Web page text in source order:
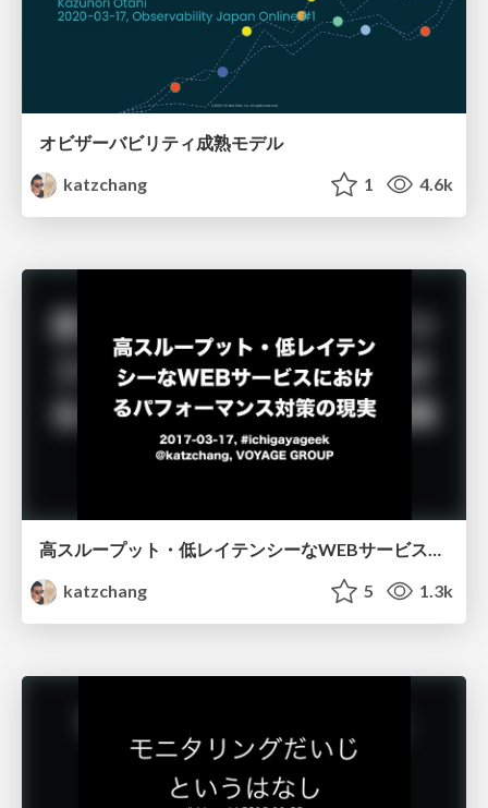
オビザーバビリティ成熟モデル
katzchang
1 4.6k
高スループット・低レイテンシーなWEBサービスにおけるパフォーマンス対策の現実
katzchang
5 1.3k